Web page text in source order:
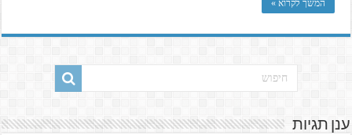
המשך לקרוא »
ענן תגיות